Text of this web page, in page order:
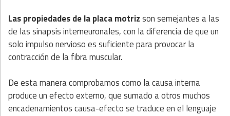
Las propiedades de la placa motrizson semejantes a las
de las sinapsis interneuronales, con la diferencia de que un
solo impulso nervioso es suficiente para provocar la
contracción de la fibra muscular.
De esta manera comprobamos como la causa interna
produce un efecto externo, que sumado a otros muchos
encadenamientos causa-efecto se traduce en el lenguaje